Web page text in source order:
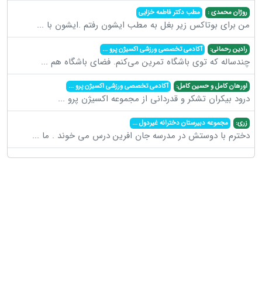
روژان محمدی : مطب دکتر فاطمه خزایی
من برای بوتاکس زیر بغل به مطب ایشون رفتم .ایشون با ...
رادین رحمانی: آکادمی تخصصی ورزشی اکسیژن پرو...
چندساله که توی باشگاه تمرین می‌کنم. فضای باشگاه هم ...
اورهان کامل و حسین کامل: آکادمی تخصصی ورزشی اکسیژن پرو...
درود بیکران تشکر و قدردانی از مجموعه اکسیژن پرو ...
زری: مجموعه دبیرستان دخترانه غیردول...
دخترم با دوستش در مدرسه جان افرین درس می خوند . ما ...